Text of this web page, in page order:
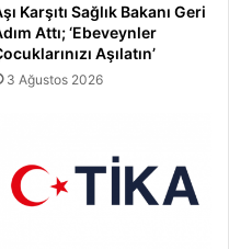
Karşıtı Sağlık Bakanı Geri
Attı; ‘Ebeveynler
Aşılatın’
3 Ağustos 2026